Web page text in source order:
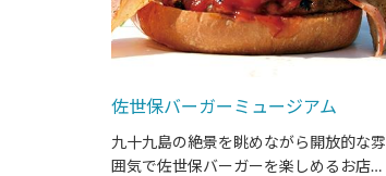
佐世保バーガーミュージアム
九十九島の絶景を眺めながら開放的な雰
囲気で佐世保バーガーを楽しめるお店で